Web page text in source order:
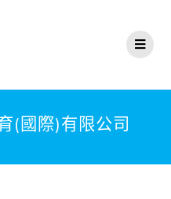
(國際)有限公司